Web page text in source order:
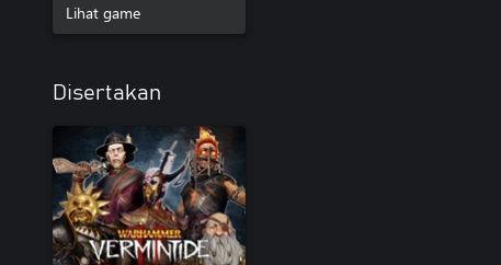
Lihat game
Disertakan